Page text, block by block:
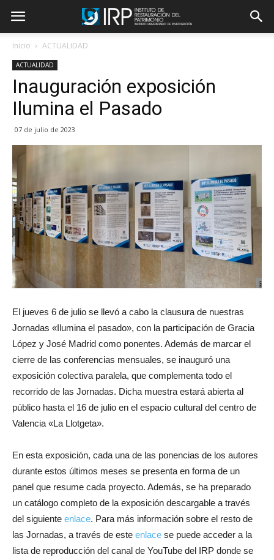
Inicio ACTUALIDAD
ACTUALIDAD
Inauguración exposición
Ilumina el Pasado
07 de julio de 2023
El jueves 6 de julio se llevó a cabo la clausura de nuestras
Jornadas «Ilumina el pasado», con la participación de Gracia
López y José Madrid como ponentes. Además de marcar el
cierre de las conferencias mensuales, se inauguró una
exposición colectiva paralela, que complementa todo el
recorrido de las Jornadas. Dicha muestra estará abierta al
público hasta el 16 de julio en el espacio cultural del centro de
Valencia «La Llotgeta».
En esta exposición, cada una de las ponencias de los autores
durante estos últimos meses se presenta en forma de un
panel que resume cada proyecto. Además, se ha preparado
un catálogo completo de la exposición descargable a través
del siguiente enlace. Para más información sobre el resto de
las Jornadas, a través de este enlace se puede acceder a la
lista de reproducción del canal de YouTube del IRP donde se